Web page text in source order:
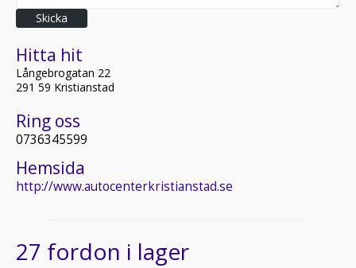
Skicka
Hitta hit
Långebrogatan 22
291 59 Kristianstad
Ring oss
0736345599
Hemsida
http://www.autocenterkristianstad.se
27 fordon i lager